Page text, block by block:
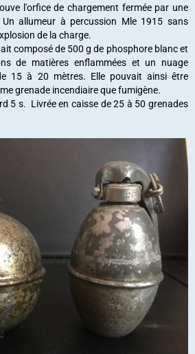
l'orfice de chargement fermée par une
Un allumeur à percussion Mle 1915 sans
de la charge.
composé de 500 g de phosphore blanc et
de matières enflammées et un nuage
15 à 20 mètres. Elle pouvait ainsi être
grenade incendiaire que fumigène.
5 s. Livrée en caisse de 25 à 50 grenades